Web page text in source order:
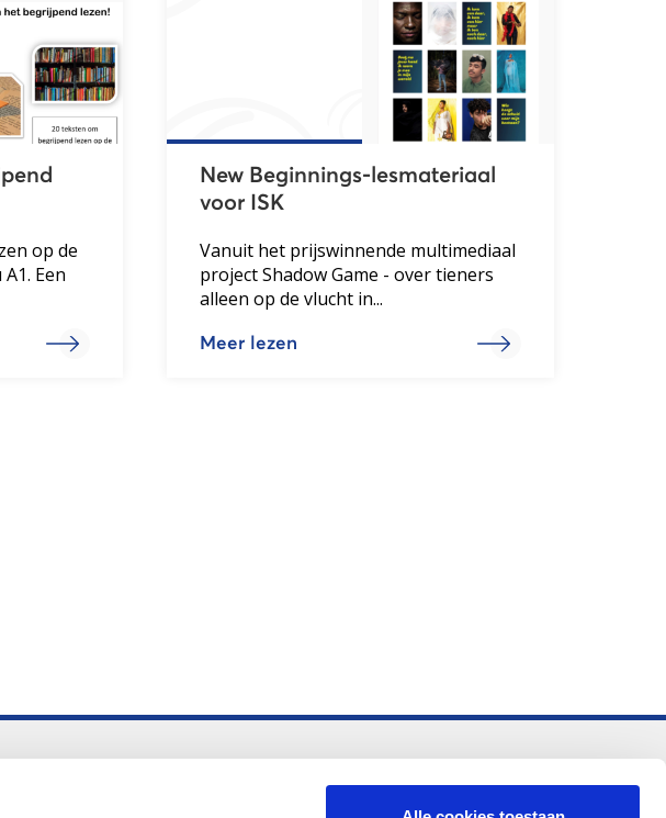
op de
Een
New Beginnings-lesmateriaal
voor ISK
Vanuit het prijswinnende multimediaal
project Shadow Game - over tieners
alleen op de vlucht in...
Meer lezen